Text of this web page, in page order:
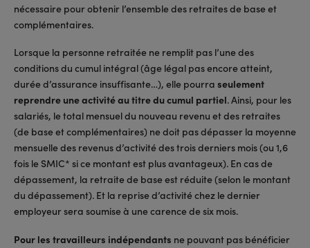
nécessaire pour obtenir l’ensemble des retraites de base et
complémentaires.
Lorsque la personne retraitée ne remplit pas l’une des
conditions du cumul intégral (âge légal pas encore atteint,
durée d’assurance insuffisante…), elle pourra seulement
reprendre une activité au titre du cumul partiel. Ainsi, pour les
salariés, le total mensuel du nouveau revenu et des retraites
(de base et complémentaires) ne doit pas dépasser la moyenne
mensuelle des revenus d’activité des trois derniers mois (ou 1,6
fois le SMIC* si ce montant est plus avantageux). En cas de
dépassement, la retraite de base est réduite (selon le montant
du dépassement). Et la reprise d’activité chez le dernier
employeur sera soumise à une carence de six mois.
Pour les travailleurs indépendants ne pouvant pas bénéficier